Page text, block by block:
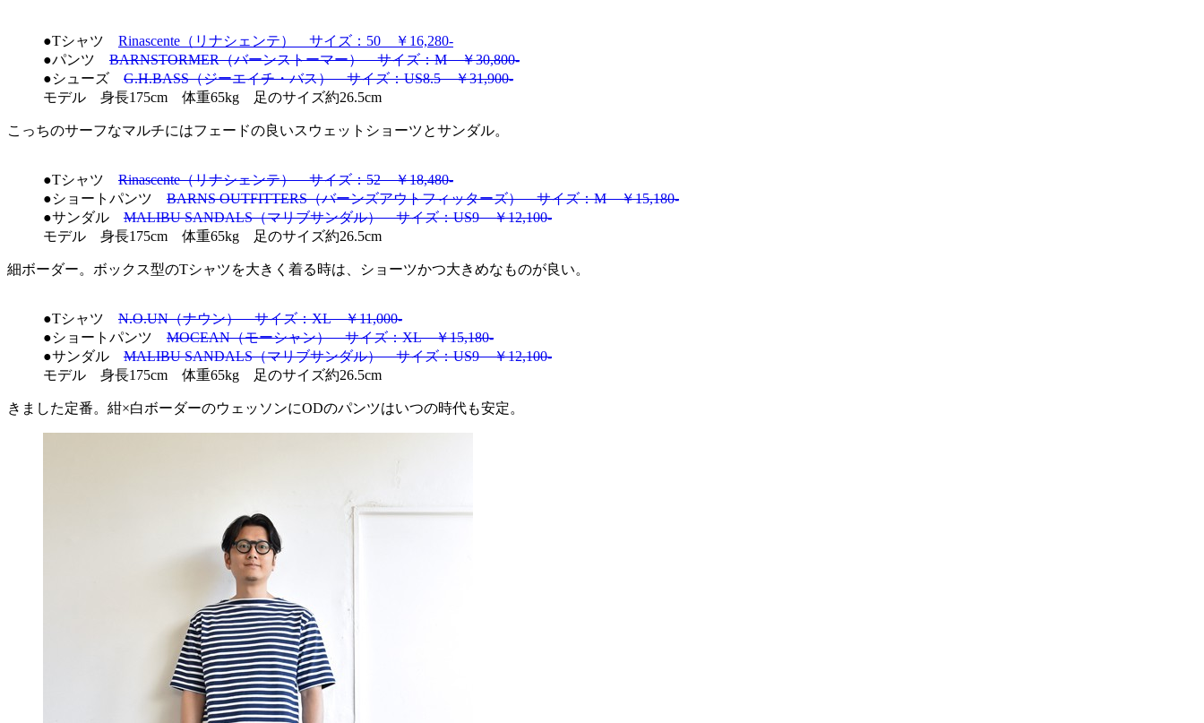
●Tシャツ Rinascente（リナシェンテ） サイズ：50 ￥16,280-
●パンツ BARNSTORMER（バーンストーマー） サイズ：M ￥30,800-
●シューズ G.H.BASS（ジーエイチ・バス） サイズ：US8.5 ￥31,900-
モデル 身長175cm 体重65kg 足のサイズ約26.5cm
こっちのサーフなマルチにはフェードの良いスウェットショーツとサンダル。
●Tシャツ Rinascente（リナシェンテ） サイズ：52 ￥18,480-
●ショートパンツ BARNS OUTFITTERS（バーンズアウトフィッターズ） サイズ：M ￥15,180-
●サンダル MALIBU SANDALS（マリブサンダル） サイズ：US9 ￥12,100-
モデル 身長175cm 体重65kg 足のサイズ約26.5cm
細ボーダー。ボックス型のTシャツを大きく着る時は、ショーツかつ大きめなものが良い。
●Tシャツ N.O.UN（ナウン） サイズ：XL ￥11,000-
●ショートパンツ MOCEAN（モーシャン） サイズ：XL ￥15,180-
●サンダル MALIBU SANDALS（マリブサンダル） サイズ：US9 ￥12,100-
モデル 身長175cm 体重65kg 足のサイズ約26.5cm
きました定番。紺×白ボーダーのウェッソンにODのパンツはいつの時代も安定。